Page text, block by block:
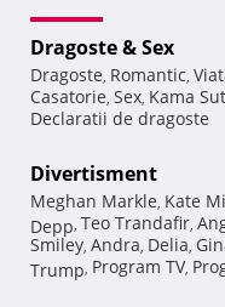
Dragoste & Sex
Dragoste, Romantic,
Casatorie, Sex, Kama
Declaratii de dragoste
Divertisment
Meghan Markle, Kate
Depp, Teo Trandafir,
Smiley, Andra, Delia,
Trump, Program TV,